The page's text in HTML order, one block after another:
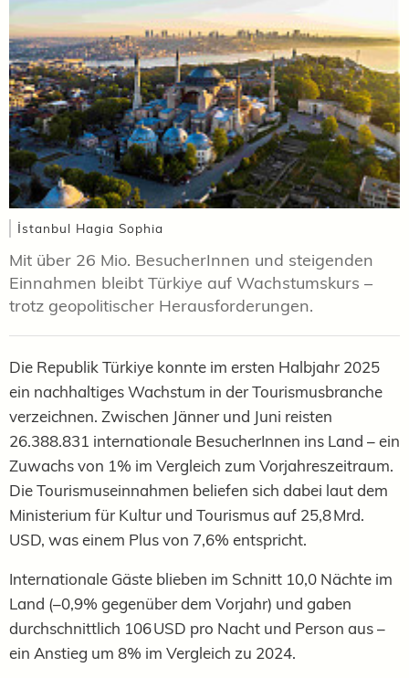
İstanbul Hagia Sophia
Mit über 26 Mio. BesucherInnen und steigenden
Einnahmen bleibt Türkiye auf Wachstumskurs –
trotz geopolitischer Herausforderungen.
Die Republik Türkiye konnte im ersten Halbjahr 2025
ein nachhaltiges Wachstum in der Tourismusbranche
verzeichnen. Zwischen Jänner und Juni reisten
26.388.831 internationale BesucherInnen ins Land – ein
Zuwachs von 1% im Vergleich zum Vorjahreszeitraum.
Die Tourismuseinnahmen beliefen sich dabei laut dem
Ministerium für Kultur und Tourismusauf 25,8 Mrd.
USD, was einem Plus von 7,6% entspricht.
Internationale Gäste blieben im Schnitt 10,0 Nächte im
Land (–0,9% gegenüber dem Vorjahr) und gaben
durchschnittlich 106 USD pro Nacht und Person aus –
ein Anstieg um 8% im Vergleich zu 2024.